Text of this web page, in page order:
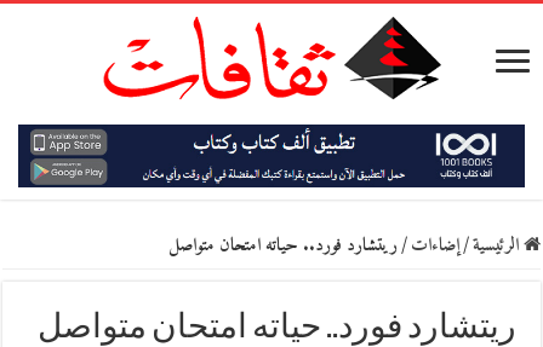
الرئيسية/إضاءات/ريتشارد فورد.. حياته امتحان متواصل
ريتشارد فورد.. حياته امتحان متواصل